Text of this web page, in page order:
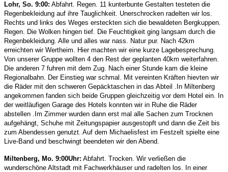
Lohr, So. 9:00: Abfahrt. Regen. 11 kunterbunte Gestalten testeten die
Regenbekleidung auf ihre Tauglichkeit. Unerschrocken radelten wir los.
Rechts und links des Weges ersteckten sich die bewaldeten Bergkuppen.
Regen. Die Wolken hingen tief. Die Feuchtigkeit ging langsam durch die
Regenbekleidung. Alle und alles war nass. Natur pur. Nach 42km
erreichten wir Wertheim. Hier machten wir eine kurze Lagebesprechung.
Von unserer Gruppe wollten 4 den Rest der geplanten 40km weiterfahren.
Die anderen 7 fuhren mit dem Zug. Nach einer Stunde kam die kleine
Regionalbahn. Der Einstieg war schmal. Mit vereinten Kräften hievten wir
die Räder mit den schweren Gepäcktaschen in das Abteil .In Miltenberg
angekommen fanden sich beide Gruppen gleichzeitig vor dem Hotel ein. In
der weitläufigen Garage des Hotels konnten wir in Ruhe die Räder
abstellen .Im Zimmer wurden dann erst mal alle Sachen zum Trocknen
aufgehängt, Schuhe mit Zeitungspapier ausgestopft und dann die Zeit bis
zum Abendessen genutzt. Auf dem Michaelisfest im Festzelt spielte eine
Live-Band und beschwingt beendeten wir den Abend.
Miltenberg, Mo. 9:00Uhr: Abfahrt. Trocken. Wir verließen die
wunderschöne Altstadt mit Fachwerkhäuser und radelten los. In einer